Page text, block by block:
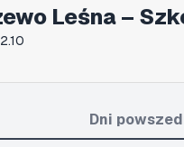
Leśna –
Dni